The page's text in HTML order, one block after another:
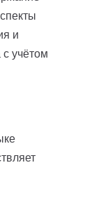
и
с учётом